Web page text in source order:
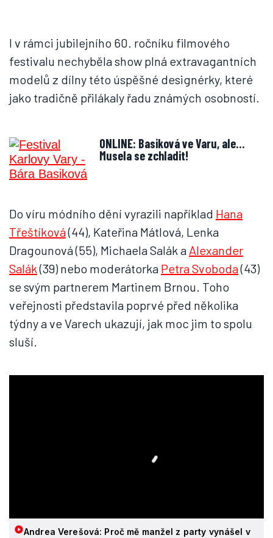
I v rámci jubilejního 60. ročníku filmového
festivalu nechyběla show plná extravagantních
modelů z dílny této úspěšné designérky, které
jako tradičně přilákaly řadu známých osobností.
ONLINE: Basiková ve Varu, ale…
Musela se zchladit!
Do víru módního dění vyrazili například Hana
Třeštíková(44), Kateřina Mátlová, Lenka
Dragounová (55), Michaela Salák a Alexander
Salák(39) nebo moderátorka Petra Svoboda(43)
se svým partnerem Martinem Brnou. Toho
veřejnosti představila poprvé před několika
týdny a ve Varech ukazují, jak moc jim to spolu
sluší.
Andrea Verešová: Proč mě manžel z party vynášel v